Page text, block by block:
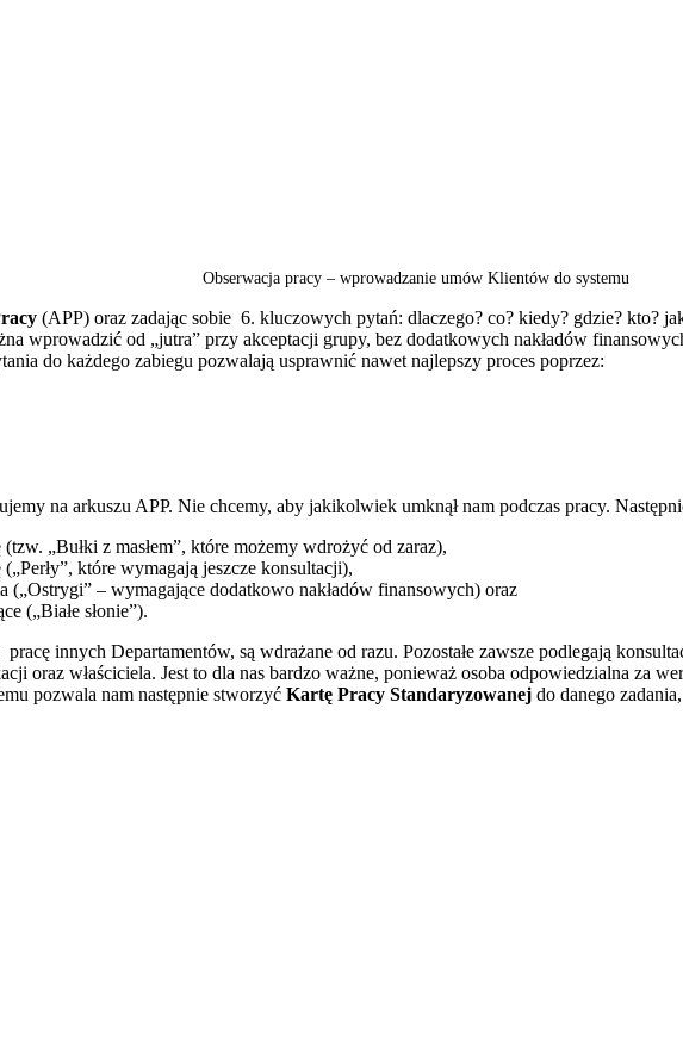
Obserwacja pracy – wprowadzanie umów Klientów do systemu
(APP) oraz zadając sobie 6. kluczowych pytań: dlaczego? co? kiedy? gdzie? kto?
wprowadzić od „jutra” przy akceptacji grupy, bez dodatkowych nakładów
do każdego zabiegu pozwalają usprawnić nawet najlepszy proces poprzez:
na arkuszu APP. Nie chcemy, aby jakikolwiek umknął nam podczas pracy.
„Bułki z masłem”, które możemy wdrożyć od zaraz),
które wymagają jeszcze konsultacji),
(„Ostrygi” – wymagające dodatkowo nakładów finansowych) oraz
(„Białe słonie”).
innych Departamentów, są wdrażane od razu. Pozostałe zawsze podlegają
oraz właściciela. Jest to dla nas bardzo ważne, ponieważ osoba odpowiedzialna za
pozwala nam następnie stworzyć Kartę Pracy Standaryzowanej do danego